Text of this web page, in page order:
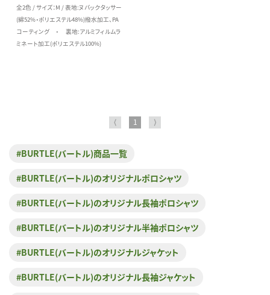
全2色 / サイズ：M / 表地:ヌバックタッサー
(綿52%・ポリエステル48%)撥水加工、PA
コーティング ・ 裏地:アルミフィルムラ
ミネート加工(ポリエステル100%)
⟨ 1 ⟩
#BURTLE(バートル)商品一覧
#BURTLE(バートル)のオリジナルポロシャツ
#BURTLE(バートル)のオリジナル長袖ポロシャツ
#BURTLE(バートル)のオリジナル半袖ポロシャツ
#BURTLE(バートル)のオリジナルジャケット
#BURTLE(バートル)のオリジナル長袖ジャケット